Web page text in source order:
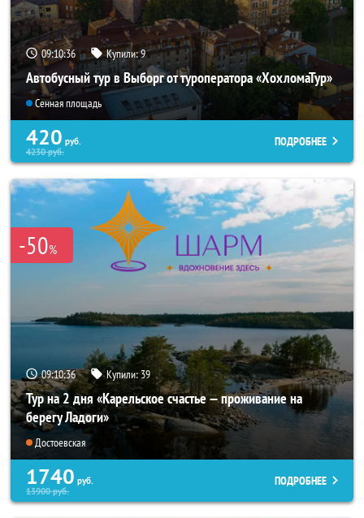
09:10:35 Купили:9
Автобусный тур в Выборг от туроператора «ХохломаТур»
Сенная площадь
420 руб.
4230руб.
ПОДРОБНЕЕ
-50%
09:10:35 Купили:39
Тур на 2 дня «Карельское счастье — проживание на
берегу Ладоги»
Достоевская
1740 руб.
13900руб.
ПОДРОБНЕЕ